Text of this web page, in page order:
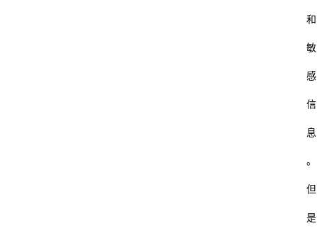
和
敏
感
信
息
。
但
是